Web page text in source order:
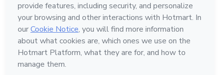
Conheça a Hotmart
Idioma
Português